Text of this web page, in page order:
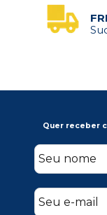
Quer receber